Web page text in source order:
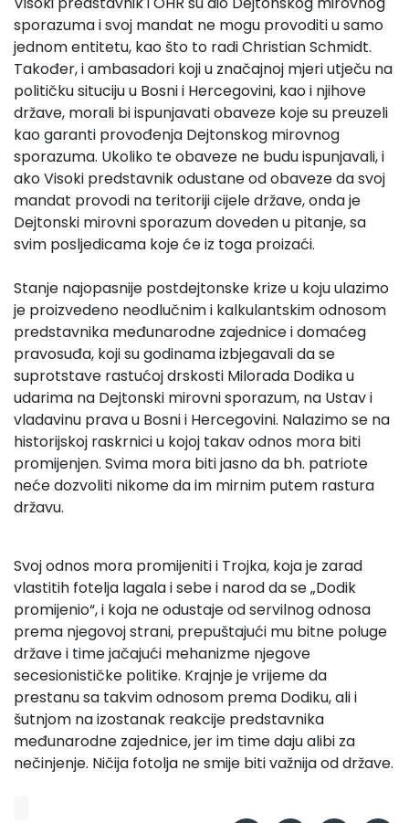
sporazuma i svoj mandat ne mogu provoditi u samo
jednom entitetu, kao što to radi Christian Schmidt.
Također, i ambasadori koji u značajnoj mjeri utječu na
političku situciju u Bosni i Hercegovini, kao i njihove
države, morali bi ispunjavati obaveze koje su preuzeli
kao garanti provođenja Dejtonskog mirovnog
sporazuma. Ukoliko te obaveze ne budu ispunjavali, i
ako Visoki predstavnik odustane od obaveze da svoj
mandat provodi na teritoriji cijele države, onda je
Dejtonski mirovni sporazum doveden u pitanje, sa
svim posljedicama koje će iz toga proizaći.
Stanje najopasnije postdejtonske krize u koju ulazimo
je proizvedeno neodlučnim i kalkulantskim odnosom
predstavnika međunarodne zajednice i domaćeg
pravosuđa, koji su godinama izbjegavali da se
suprotstave rastućoj drskosti Milorada Dodika u
udarima na Dejtonski mirovni sporazum, na Ustav i
vladavinu prava u Bosni i Hercegovini. Nalazimo se na
historijskoj raskrnici u kojoj takav odnos mora biti
promijenjen. Svima mora biti jasno da bh. patriote
neće dozvoliti nikome da im mirnim putem rastura
državu.
Svoj odnos mora promijeniti i Trojka, koja je zarad
vlastitih fotelja lagala i sebe i narod da se „Dodik
promijenio“, i koja ne odustaje od servilnog odnosa
prema njegovoj strani, prepuštajući mu bitne poluge
države i time jačajući mehanizme njegove
secesionističke politike. Krajnje je vrijeme da
prestanu sa takvim odnosom prema Dodiku, ali i
šutnjom na izostanak reakcije predstavnika
međunarodne zajednice, jer im time daju alibi za
nečinjenje. Ničija fotolja ne smije biti važnija od države.